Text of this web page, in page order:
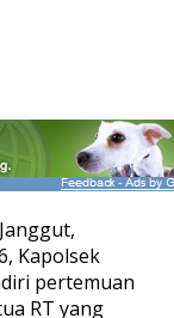
Kapolsek
pertemuan
RT yang